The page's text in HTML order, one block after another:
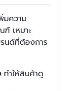
มความ
เหมาะ
รนด์ที่ต้องการ
ทำให้สินค้าดู